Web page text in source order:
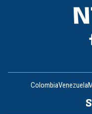
ColombiaVenezuela